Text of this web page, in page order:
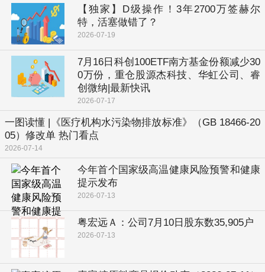
【独家】D级操作！3年2700万签赫尔
特，活塞做错了？
2026-07-19
7月16日科创100ETF南方基金份额减少30
0万份，重仓股源杰科技、华虹公司、睿
创微纳|最新快讯
2026-07-17
一图读懂 |《医疗机构水污染物排放标准》（GB 18466-20
05）修改单 热门看点
2026-07-14
今年首个国家级高温健康风险预警和健康
提示发布
2026-07-13
粤宏远Ａ：公司7月10日股东数35,905户
2026-07-13